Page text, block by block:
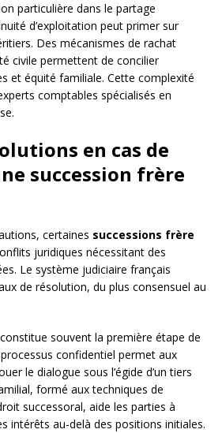
particulière dans le partage
d’exploitation peut primer sur
Des mécanismes de rachat
civile permettent de concilier
et équité familiale. Cette complexité
comptables spécialisés en
en cas de
succession frère
certaines successions frère
juridiques nécessitant des
Le système judiciaire français
de résolution, du plus consensuel au
souvent la première étape de
confidentiel permet aux
le dialogue sous l’égide d’un tiers
formé aux techniques de
successoral, aide les parties à
intérêts au-delà des positions initiales.